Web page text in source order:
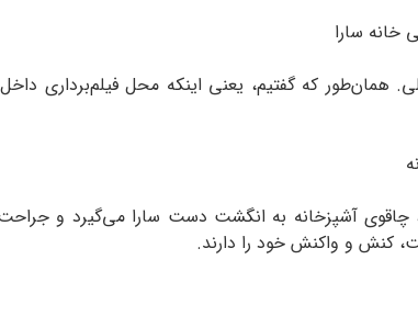
همان‌طور که گفتیم، یعنی اینکه محل فیلم‌برداری
کنش و واکنش خود را دارند.